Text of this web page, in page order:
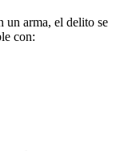
un arma, el delito se
con: